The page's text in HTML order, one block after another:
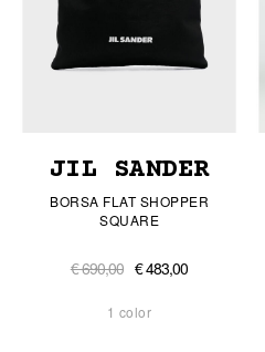
JIL SANDER
BORSA FLAT SHOPPER
SQUARE
€ 690,00 € 483,00
1 color